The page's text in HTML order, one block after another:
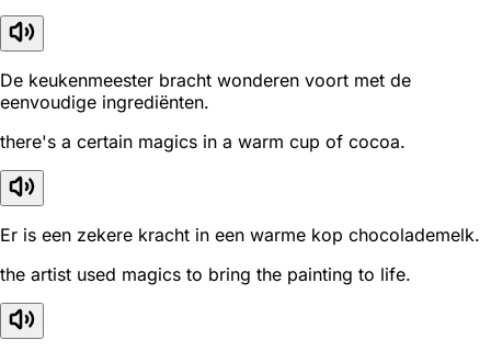
De keukenmeester bracht wonderen voort met de
eenvoudige ingrediënten.
there's a certain magics in a warm cup of cocoa.
Er is een zekere kracht in een warme kop chocolademelk.
the artist used magics to bring the painting to life.